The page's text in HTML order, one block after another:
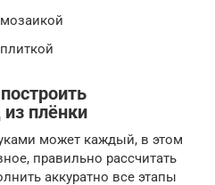
плёнки
может каждый, в этом
правильно рассчитать
аккуратно все этапы